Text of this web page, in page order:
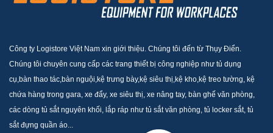
Công ty Logistore Việt Nam xin giới thiệu. Chúng tôi đến từ Thụy Điển.
Chúng tôi chuyên cung cấp các trang thiết bị công nghiệp như tủ dụng
cụ,bàn thao tác,bàn nguội,kệ trưng bày,kệ siêu thị,kệ kho,kệ treo tường, kệ
chứa hàng trong gara, xe đẩy, xe siêu thị, xe nâng tay, bàn ghế văn phòng,
các dòng tủ sắt nguyên khối, lắp ráp như tủ sắt văn phòng, tủ locker sắt, tủ
sắt đựng quần áo...